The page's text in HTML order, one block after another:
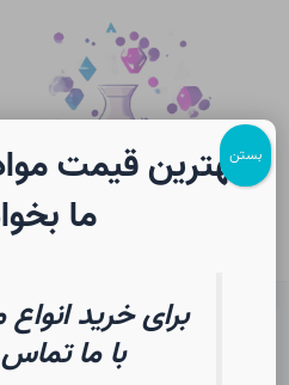
رسوبات نمک در
بهترین قیمت
ما
برای خرید
با ما
بستن